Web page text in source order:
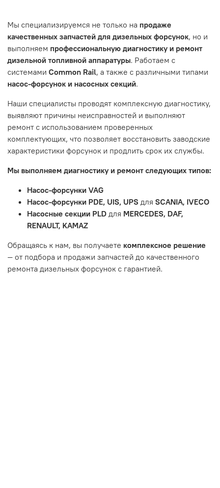
неисправности, вызванные нарушением правил
обслуживания или эксплуатации автомобиля. Если у вас
возникнут проблемы с отремонтированной системой,
мы обязательно разберемся в ситуации и предложим
решение. Однако если проблема вызвана одним из
перечисленных выше факторов, мы не сможем
Гарантия не распространяется на следующие случаи:
Истек гарантийный срок.
Товар является расходным материалом, который
тормозные колодки, диски сцепления, свечи зажигания
Неисправности вызваны ДТП, неправильной установкой
или чрезмерным износом.
Неисправность топливной системы или системы
впуска/выпуска.
Мы специализируемся не только на продаже
качественных запчастей для дизельных форсунок, но и
выполняем профессиональную диагностику и ремонт
дизельной топливной аппаратуры. Работаем с
системами Common Rail, а также с различными типами
насос-форсунок и насосных секций.
Наши специалисты проводят комплексную диагностику,
выявляют причины неисправностей и выполняют
ремонт с использованием проверенных
комплектующих, что позволяет восстановить заводские
характеристики форсунок и продлить срок их службы.
Мы выполняем диагностику и ремонт следующих типов:
Насос-форсунки VAG
Насос-форсунки PDE, UIS, UPS для SCANIA, IVECO
Насосные секции PLD для MERCEDES, DAF,
RENAULT, KAMAZ
Обращаясь к нам, вы получаете комплексное решение
— от подбора и продажи запчастей до качественного
ремонта дизельных форсунок с гарантией.